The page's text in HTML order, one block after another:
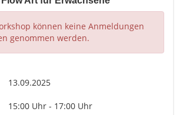
können keine Anmeldungen
genommen werden.
13.09.2025
15:00 Uhr - 17:00 Uhr